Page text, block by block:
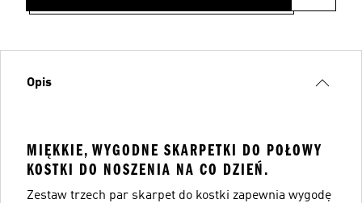
Opis
MIĘKKIE, WYGODNE SKARPETKI DO POŁOWY
KOSTKI DO NOSZENIA NA CO DZIEŃ.
Zestaw trzech par skarpet do kostki zapewnia wygodę